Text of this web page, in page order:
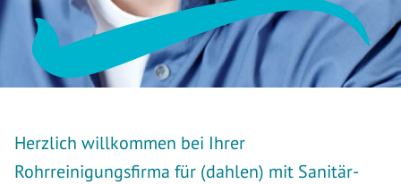
Herzlich willkommen bei Ihrer
Rohrreinigungsfirma für (dahlen) mit Sanitär-